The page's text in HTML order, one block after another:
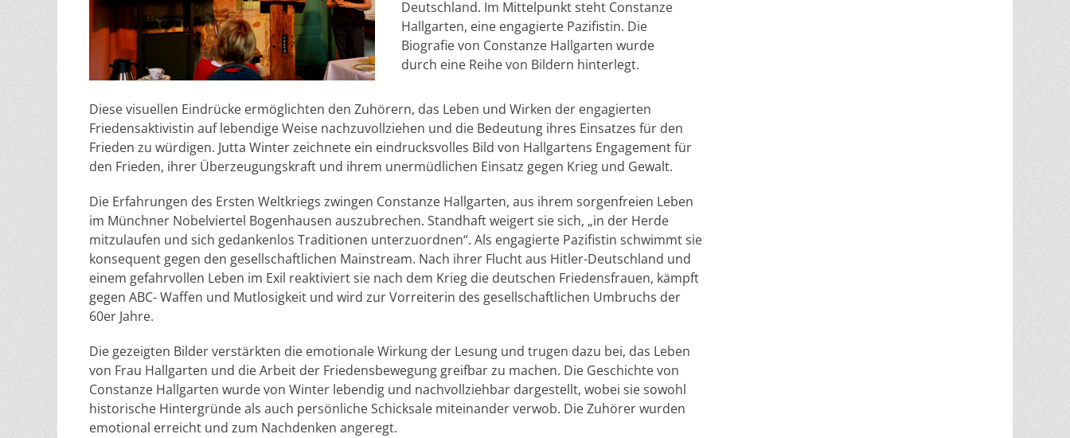
Deutschland. Im Mittelpunkt steht Constanze
Hallgarten, eine engagierte Pazifistin. Die
Biografie von Constanze Hallgarten wurde
durch eine Reihe von Bildern hinterlegt.
Diese visuellen Eindrücke ermöglichten den Zuhörern, das Leben und Wirken der engagierten
Friedensaktivistin auf lebendige Weise nachzuvollziehen und die Bedeutung ihres Einsatzes für den
Frieden zu würdigen. Jutta Winter zeichnete ein eindrucksvolles Bild von Hallgartens Engagement für
den Frieden, ihrer Überzeugungskraft und ihrem unermüdlichen Einsatz gegen Krieg und Gewalt.
Die Erfahrungen des Ersten Weltkriegs zwingen Constanze Hallgarten, aus ihrem sorgenfreien Leben
im Münchner Nobelviertel Bogenhausen auszubrechen. Standhaft weigert sie sich, „in der Herde
mitzulaufen und sich gedankenlos Traditionen unterzuordnen“. Als engagierte Pazifistin schwimmt sie
konsequent gegen den gesellschaftlichen Mainstream. Nach ihrer Flucht aus Hitler-Deutschland und
einem gefahrvollen Leben im Exil reaktiviert sie nach dem Krieg die deutschen Friedensfrauen, kämpft
gegen ABC- Waffen und Mutlosigkeit und wird zur Vorreiterin des gesellschaftlichen Umbruchs der
60er Jahre.
Die gezeigten Bilder verstärkten die emotionale Wirkung der Lesung und trugen dazu bei, das Leben
von Frau Hallgarten und die Arbeit der Friedensbewegung greifbar zu machen. Die Geschichte von
Constanze Hallgarten wurde von Winter lebendig und nachvollziehbar dargestellt, wobei sie sowohl
historische Hintergründe als auch persönliche Schicksale miteinander verwob. Die Zuhörer wurden
emotional erreicht und zum Nachdenken angeregt.